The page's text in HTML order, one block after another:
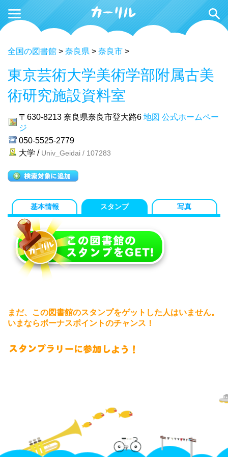
全国の図書館 > 奈良県 > 奈良市 >
東京芸術大学美術学部附属古美
術研究施設資料室
〒630-8213 奈良県奈良市登大路6 地図 公式ホームペー
ジ
050-5525-2779
大学 / Univ_Geidai / 107283
基本情報 スタンプ 写真
まだ、この図書館のスタンプをゲットした人はいません。
いまならボーナスポイントのチャンス！